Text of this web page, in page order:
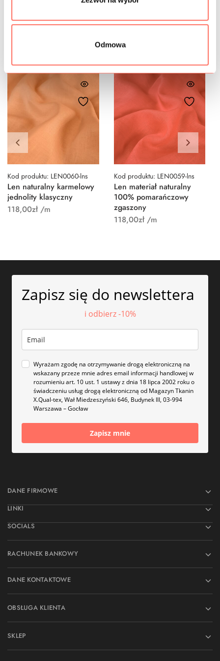
Odmowa
Kod produktu: LEN0060-lns
Len naturalny karmelowy
jednolity klasyczny
118,00zł/m
Kod produktu: LEN0059-lns
Len materiał naturalny
100% pomarańczowy
zgaszony
118,00zł/m
Zapisz się do newslettera
i odbierz -10%
Wyrażam zgodę na otrzymywanie drogą elektroniczną na
wskazany przeze mnie adres email informacji handlowej w
rozumieniu art. 10 ust. 1 ustawy z dnia 18 lipca 2002 roku o
świadczeniu usług drogą elektroniczną od Magazyn Tkanin
X.Qual-tex, Wał Miedzeszyński 646, Budynek III, 03-994
Warszawa – Gocław
Zapisz mnie
DANE FIRMOWE
LINKI
SOCIALS
RACHUNEK BANKOWY
DANE KONTAKTOWE
OBSŁUGA KLIENTA
SKLEP